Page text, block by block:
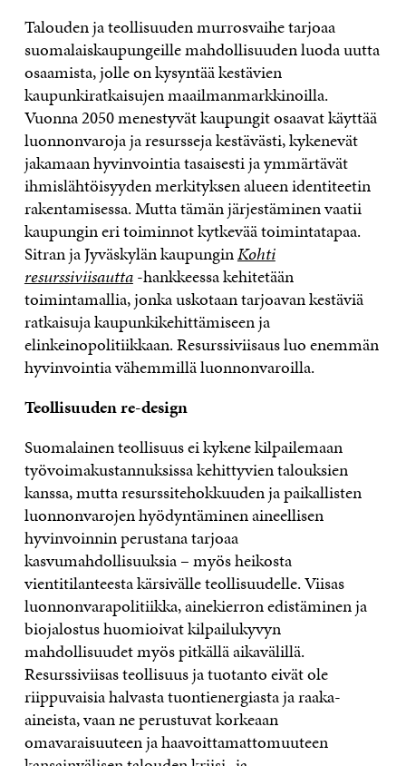
Talouden ja teollisuuden murrosvaihe tarjoaa
suomalaiskaupungeille mahdollisuuden luoda uutta
osaamista, jolle on kysyntää kestävien
kaupunkiratkaisujen maailmanmarkkinoilla.
Vuonna 2050 menestyvät kaupungit osaavat käyttää
luonnonvaroja ja resursseja kestävästi, kykenevät
jakamaan hyvinvointia tasaisesti ja ymmärtävät
ihmislähtöisyyden merkityksen alueen identiteetin
rakentamisessa. Mutta tämän järjestäminen vaatii
kaupungin eri toiminnot kytkevää toimintatapaa.
Sitran ja Jyväskylän kaupunginKohti
resurssiviisautta-hankkeessa kehitetään
toimintamallia, jonka uskotaan tarjoavan kestäviä
ratkaisuja kaupunkikehittämiseen ja
elinkeinopolitiikkaan. Resurssiviisaus luo enemmän
hyvinvointia vähemmillä luonnonvaroilla.
Teollisuudenre-design
Suomalainen teollisuus ei kykene kilpailemaan
työvoimakustannuksissa kehittyvien talouksien
kanssa, mutta resurssitehokkuuden ja paikallisten
luonnonvarojen hyödyntäminen aineellisen
hyvinvoinnin perustana tarjoaa
kasvumahdollisuuksia – myös heikosta
vientitilanteesta kärsivälle teollisuudelle. Viisas
luonnonvarapolitiikka, ainekierron edistäminen ja
biojalostus huomioivat kilpailukyvyn
mahdollisuudet myös pitkällä aikavälillä.
Resurssiviisas teollisuus ja tuotanto eivät ole
riippuvaisia halvasta tuontienergiasta ja raaka-
aineista, vaan ne perustuvat korkeaan
omavaraisuuteen ja haavoittamattomuuteen